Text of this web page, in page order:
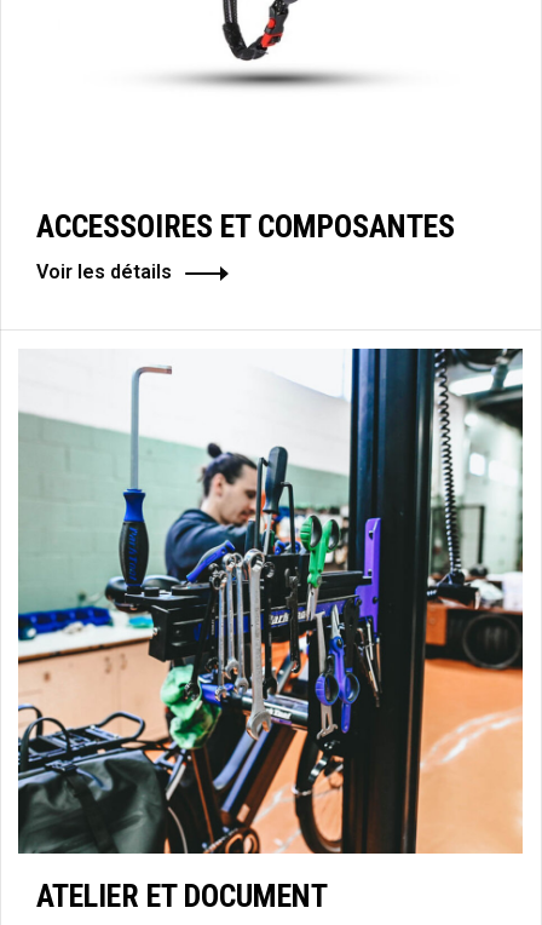
ACCESSOIRES ET COMPOSANTES
Voir les détails
ATELIER ET DOCUMENT